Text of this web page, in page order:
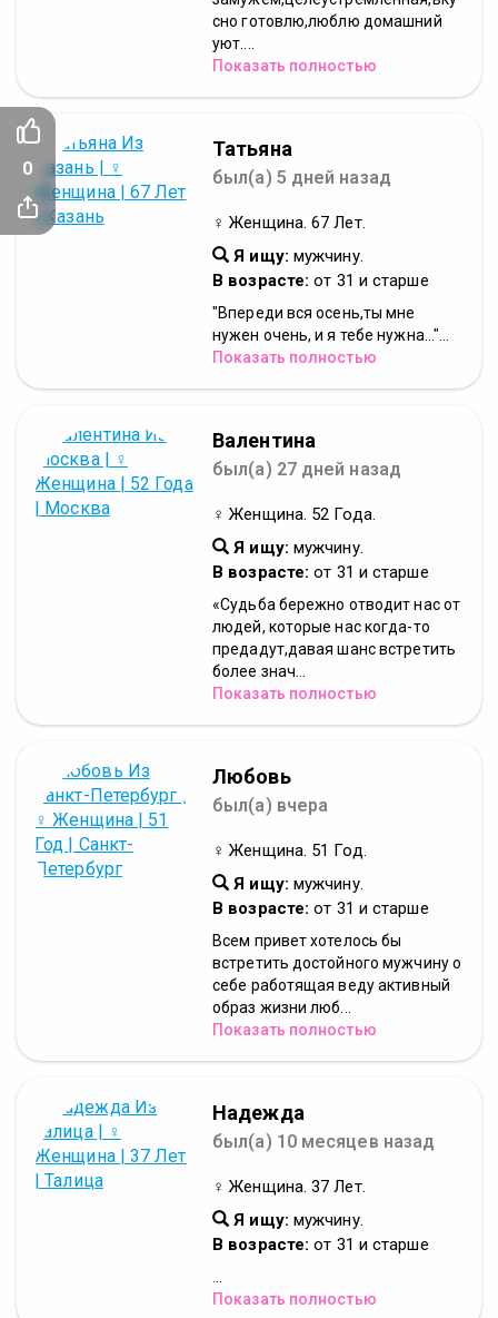
сно готовлю,люблю домашний
уют....
Показать полностью
Татьяна
был(а) 5 дней назад
♀ Женщина. 67 Лет.
Я ищу: мужчину.
В возрасте: от 31 и старше
"Впереди вся осень,ты мне
нужен очень, и я тебе нужна..."...
Показать полностью
Валентина
был(а) 27 дней назад
♀ Женщина. 52 Года.
Я ищу: мужчину.
В возрасте: от 31 и старше
«Судьба бережно отводит нас от
людей, которые нас когда-то
предадут,давая шанс встретить
более знач...
Показать полностью
Любовь
был(а) вчера
♀ Женщина. 51 Год.
Я ищу: мужчину.
В возрасте: от 31 и старше
Всем привет хотелось бы
встретить достойного мужчину о
себе работящая веду активный
образ жизни люб...
Показать полностью
Надежда
был(а) 10 месяцев назад
♀ Женщина. 37 Лет.
Я ищу: мужчину.
В возрасте: от 31 и старше
Показать полностью
0